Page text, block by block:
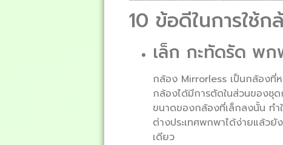
10 ข้อดีในการใช้
เล็ก กะทัดรัด พก
กล้อง Mirrorless เป็นกล้องที่ห
กล้องได้มีการตัดในส่วนของชุ
ขนาดของกล้องที่เล็กลงนั้น ทำ
ต่างประเทศพกพาได้ง่ายแล้วยั
เดียว